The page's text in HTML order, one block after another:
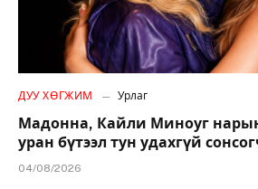
ДУУ ХӨГЖИМ Урлаг
Мадонна, Кайли Миноуг
уран бүтээл тун удахгүй
04/08/2026